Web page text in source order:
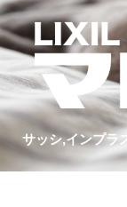
サッシ,インプラ